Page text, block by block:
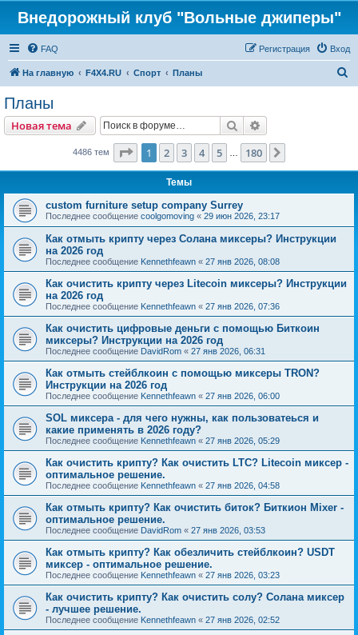
Внедорожный клуб "Вольные джиперы"
FAQ Вход
Регистрация
На главную F4X4.RU Спорт Планы
Планы
Новая тема Поиск
4486 тем Страница из 180
1 2 3 4 5 180
Темы
custom furniture setup company Surrey
Последнее сообщение coolgomoving « 29 июн 2026, 23:17
Как отмыть крипту через Солана миксеры? Инструкции
на 2026 год
Последнее сообщение Kennethfeawn « 27 янв 2026, 08:08
Как очистить крипту через Litecoin миксеры? Инструкции
на 2026 год
Последнее сообщение Kennethfeawn « 27 янв 2026, 07:36
Как очистить цифровые деньги с помощью Биткоин
миксеры? Инструкции на 2026 год
Последнее сообщение DavidRom « 27 янв 2026, 06:31
Как отмыть стейблкоин с помощью миксеры TRON?
Инструкции на 2026 год
Последнее сообщение Kennethfeawn « 27 янв 2026, 06:00
SOL миксера - для чего нужны, как пользоватеься и
какие применять в 2026 году?
Последнее сообщение Kennethfeawn « 27 янв 2026, 05:29
Как очистить крипту? Как очистить LTC? Litecoin миксер -
оптимальное решение.
Последнее сообщение Kennethfeawn « 27 янв 2026, 04:58
Как отмыть крипту? Как очистить биток? Биткион Mixer -
оптимальное решение.
Последнее сообщение DavidRom « 27 янв 2026, 03:53
Как отмыть крипту? Как обезличить стейблкоин? USDT
миксер - оптимальное решение.
Последнее сообщение Kennethfeawn « 27 янв 2026, 03:23
Как очистить крипту? Как очистить солу? Солана миксер
- лучшее решение.
Последнее сообщение Kennethfeawn « 27 янв 2026, 02:52